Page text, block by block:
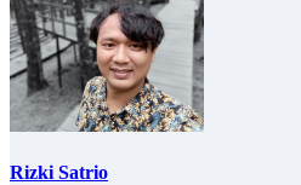
Rizki Satrio